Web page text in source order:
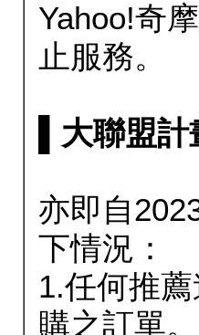
Yahoo!奇
止服務。
▌大聯盟
亦即自
下情況：
1.任何推
購之訂單。